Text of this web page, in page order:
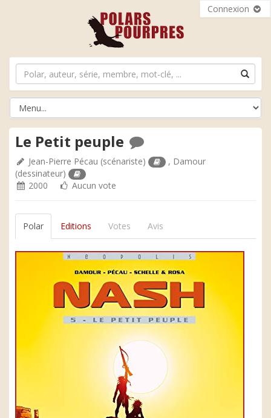
Connexion
Le Petit peuple
Jean-Pierre Pécau (scénariste) , Damour
(dessinateur)
2000
Aucun vote
Polar Editions Votes Avis